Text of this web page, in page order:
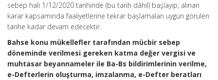
sebep hali 1/12/2020 tarihinde (bu tarih dâhil) başlayıp, alınan
karar kapsamında faaliyetlerine tekrar başlamaları uygun görülen
tarihe kadar devam edecektir.
Bahse konu mükellefler tarafından mücbir sebep
döneminde verilmesi gereken katma değer vergisi ve
muhtasar beyannameler ile Ba-Bs bildirimlerinin verilme,
e-Defterlerin oluşturma, imzalanma, e-Defter beratları